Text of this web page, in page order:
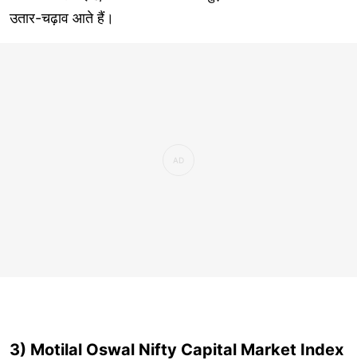
उतार-चढ़ाव आते हैं।
3) Motilal Oswal Nifty Capital Market Index